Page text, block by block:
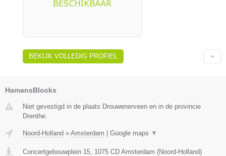
BEKIJK VOLLEDIG PROFIEL
HamansBlocks
Niet gevestigd in de plaats Drouwenerveen en in de provincie
Drenthe.
Noord-Holland » Amsterdam Google maps ▼
Concertgebouwplein 15 1075 CD Amsterdam (Noord-Holland)